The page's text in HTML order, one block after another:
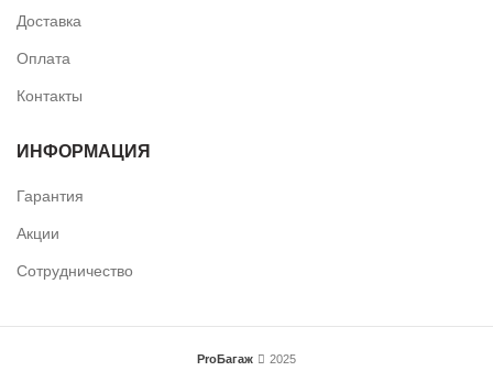
Доставка
Оплата
Контакты
ИНФОРМАЦИЯ
Гарантия
Акции
Сотрудничество
ProБагаж 2025